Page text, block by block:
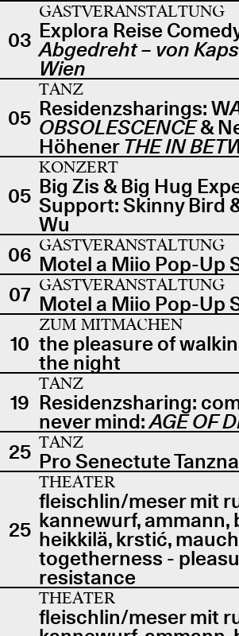
03
GASTVERANSTALTUNG
Explora Reise
Abgedreht – von
Wien
05
TANZ
Residenzsharings:
OBSOLESCENCE&
Höhener THE IN
05
KONZERT
Big Zis & Big Hug
Support: Skinny Bird
Wu
06 GASTVERANSTALTUNG
Motel a Miio Pop-Up
07 GASTVERANSTALTUNG
Motel a Miio Pop-Up
10
ZUM MITMACHEN
the pleasure of
the night
19
TANZ
Residenzsharing:
never mind:AGE OF
25 TANZ
Pro Senectute
25
THEATER
fleischlin/meser mit
kannewurf, ammann,
heikkilä, krstić,
togetherness -
resistance
THEATER
fleischlin/meser mit